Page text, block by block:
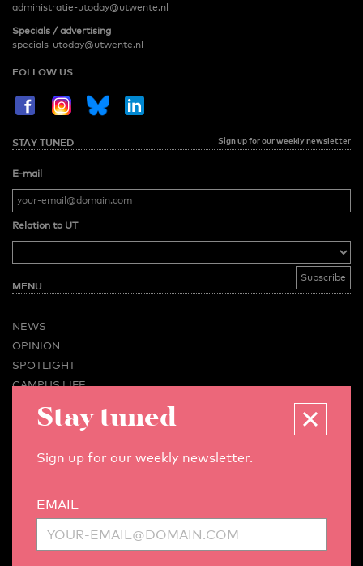
administratie-utoday@utwente.nl
Specials / advertising
specials-utoday@utwente.nl
FOLLOW US
STAY TUNED Sign up for our weekly newsletter
E-mail
Relation to UT
MENU
NEWS
OPINION
SPOTLIGHT
CAMPUS LIFE
BUSINESS & CAREER
CONTACT
ARCHIVE
Stay tuned
Sign up for our weekly newsletter.
EMAIL